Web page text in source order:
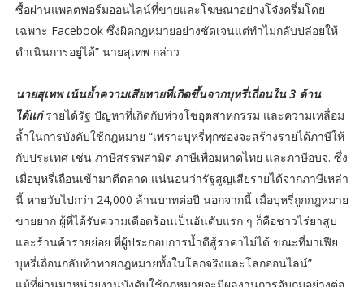
ซื้อผ่านแพลตฟอร์มออนไลน์ที่ขายและโฆษณาอย่างโจ๋งครึ่มโดย
เฉพาะ Facebook ซึ่งผิดกฎหมายอย่างชัดเจนแต่ทำไมกลับปล่อยให้
ดำเนินการอยู่ได้” นายสุเทพ กล่าว
นายสุเทพ เน้นย้ำความเสียหายที่เกิดขึ้นจากบุหรี่เถื่อนใน 3 ด้าน
ได้แก่รายได้รัฐ ปัญหาที่เกิดกับห่วงโซ่อุตสาหกรรม และความเหลื่อม
ล้ำในการบังคับใช้กฎหมาย “เพราะบุหรี่ทุกซองจะสร้างรายได้ภาษีให้
กับประเทศ เช่น ภาษีสรรพสามิต ภาษีเพื่อมหาดไทย และภาษีอบจ. ซึ่ง
เมื่อบุหรี่เถื่อนเข้ามาตีตลาด แน่นอนว่ารัฐสูญเสียรายได้จากภาษีเหล่า
นี้ หายวับไปกว่า 24,000 ล้านบาทต่อปี นอกจากนี้ เมื่อบุหรี่ถูกกฎหมาย
ขายยาก ผู้ที่ได้รับความเดือดร้อนเป็นอันดับแรก ๆ ก็คือชาวไร่ยาสูบ
และร้านค้ารายย่อย ที่ผู้ประกอบการน้ำดีสู้ราคาไม่ได้ ขณะที่มาเฟีย
บุหรี่เถื่อนกลับท้าทายกฎหมายทั้งในโลกจริงและโลกออนไลน์”
แม้ที่ผ่านมาหน่วยงานบังคับใช้กฎหมายจะมีผลงานการจับกุมอย่างต่อ